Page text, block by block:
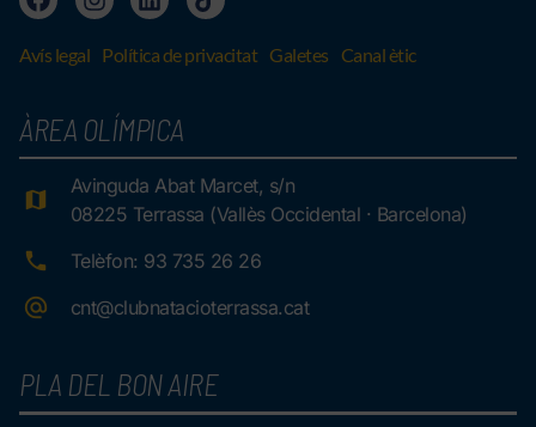
Avís legal Política de privacitat Galetes Canal ètic
ÀREA OLÍMPICA
Avinguda Abat Marcet, s/n
08225 Terrassa (Vallès Occidental · Barcelona)
Telèfon: 93 735 26 26
cnt@clubnatacioterrassa.cat
PLA DEL BON AIRE